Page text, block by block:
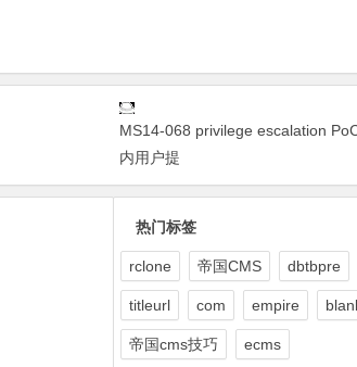
MS14-068 privilege escalation
内用户提
热门标签
rclone 帝国CMS dbtbpre
titleurl com empire
帝国cms技巧 ecms